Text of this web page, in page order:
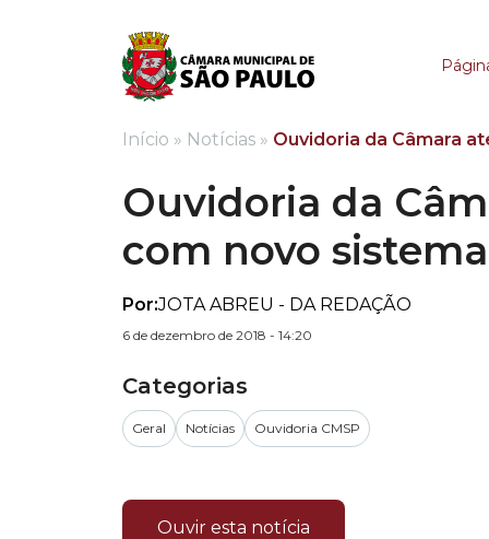
Ouvidoria da
Início » Notícias » Ouvidoria da Câmara
Ouvidoria da
com novo
Por:JOTA ABREU - DA REDAÇÃO
6 de dezembro de 2018 - 14:20
Categorias
Geral Notícias Ouvidoria CMSP
Ouvir esta notícia